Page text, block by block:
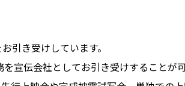
引き受けしています。
宣伝会社としてお引き受けすることが